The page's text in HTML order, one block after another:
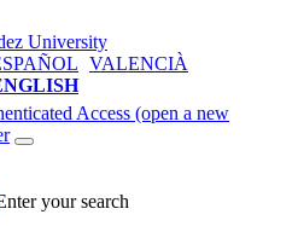
VALENCIÀ
Access (open a new
your search